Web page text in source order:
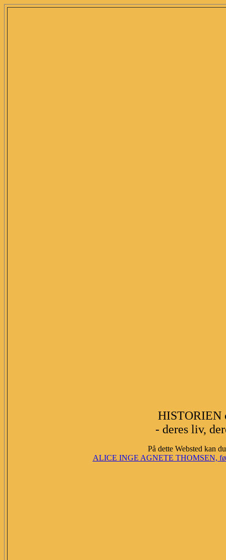
HISTORIEN
- deres liv,
På dette Websted kan
ALICE INGE AGNETE THOMSEN,